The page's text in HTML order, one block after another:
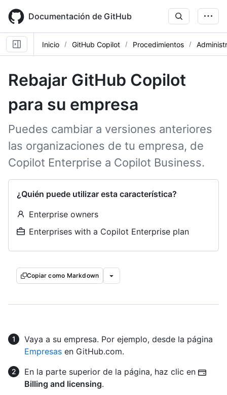
main
content
Documentación de GitHub
Inicio GitHub Copilot Procedimientos
Rebajar GitHub Copilot
para su empresa
Puedes cambiar a versiones anteriores
las organizaciones de tu empresa, de
Copilot Enterprise a Copilot Business.
¿Quién puede utilizar esta característica?
Enterprise owners
Enterprises with a Copilot Enterprise plan
Copiar como Markdown
Vaya a su empresa. Por ejemplo, desde la página
Empresas en GitHub.com.
En la parte superior de la página, haz clic en
Billing and licensing.